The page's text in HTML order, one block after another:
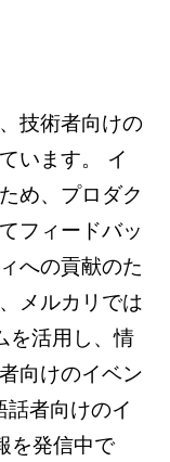
技術者向けの
います。 イ
め、プロダク
フィードバッ
への貢献のた
メルカリでは
を活用し、情
向けのイベン
話者向けのイ
を発信中で